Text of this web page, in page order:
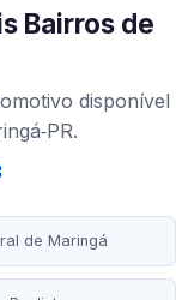
Bairros de
disponível
de Maringá